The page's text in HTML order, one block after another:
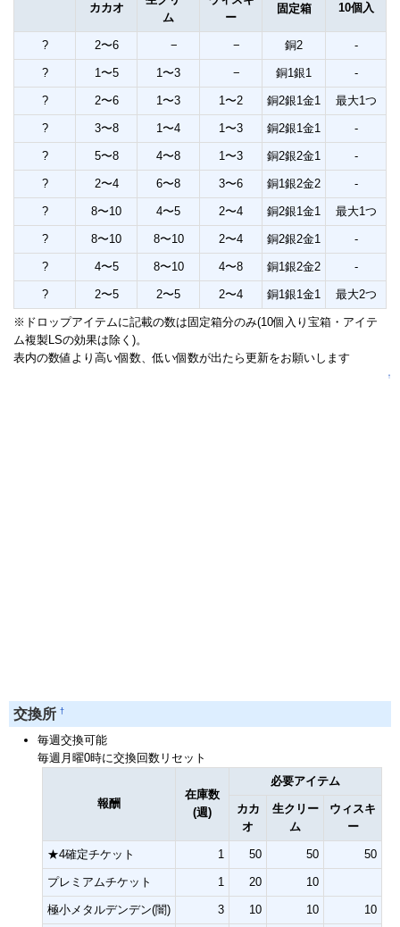
カカオ
ム
ー
固定箱 10個入
? 2〜6 − − 銅2 -
? 1〜5 1〜3 − 銅1銀1 -
? 2〜6 1〜3 1〜2 銅2銀1金1 最大1つ
? 3〜8 1〜4 1〜3 銅2銀1金1 -
? 5〜8 4〜8 1〜3 銅2銀2金1 -
? 2〜4 6〜8 3〜6 銅1銀2金2 -
? 8〜10 4〜5 2〜4 銅2銀1金1 最大1つ
? 8〜10 8〜10 2〜4 銅2銀2金1 -
? 4〜5 8〜10 4〜8 銅1銀2金2 -
? 2〜5 2〜5 2〜4 銅1銀1金1 最大2つ
※ドロップアイテムに記載の数は固定箱分のみ(10個入り宝箱・アイテ
ム複製LSの効果は除く)。
表内の数値より高い個数、低い個数が出たら更新をお願いします
↑
交換所 †
毎週交換可能
毎週月曜0時に交換回数リセット
報酬
在庫数
(週)
必要アイテム
カカ
オ
生クリー
ム
ウィスキ
ー
★4確定チケット 1 50 50 50
プレミアムチケット 1 20 10
極小メタルデンデン(闇) 3 10 10 10